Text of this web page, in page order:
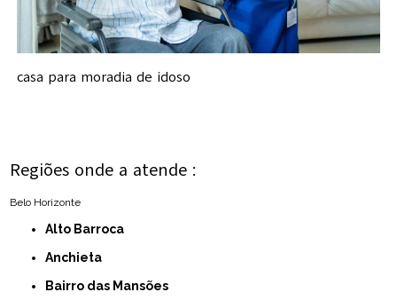
casa para moradia de idoso
Regiões onde a atende :
Belo Horizonte
Alto Barroca
Anchieta
Bairro das Mansões